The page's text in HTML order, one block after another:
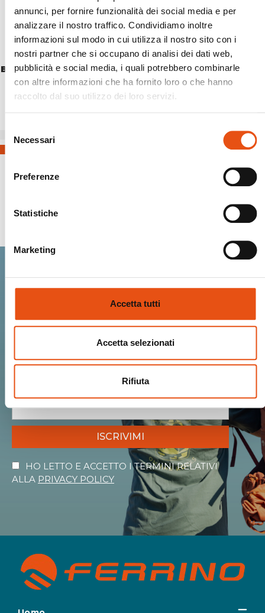
annunci, per fornire funzionalità dei social media e per
analizzare il nostro traffico. Condividiamo inoltre
informazioni sul modo in cui utilizza il nostro sito con i
nostri partner che si occupano di analisi dei dati web,
pubblicità e social media, i quali potrebbero combinarle
con altre informazioni che ha fornito loro o che hanno
raccolto dal suo utilizzo dei loro servizi.
del
consenso
Necessari
Preferenze
Statistiche
Marketing
Accetta tutti
Accetta selezionati
Rifiuta
BABY CARRIER SUN COVER
€34,90
Entra nella Ferrino
community.
Ricevi Novità, Anteprime, Offerte esclusive
e tutto il calore del mondo Ferrino!
ISCRIVIMI
HO LETTO E ACCETTO I TERMINI RELATIVI
ALLA PRIVACY POLICY